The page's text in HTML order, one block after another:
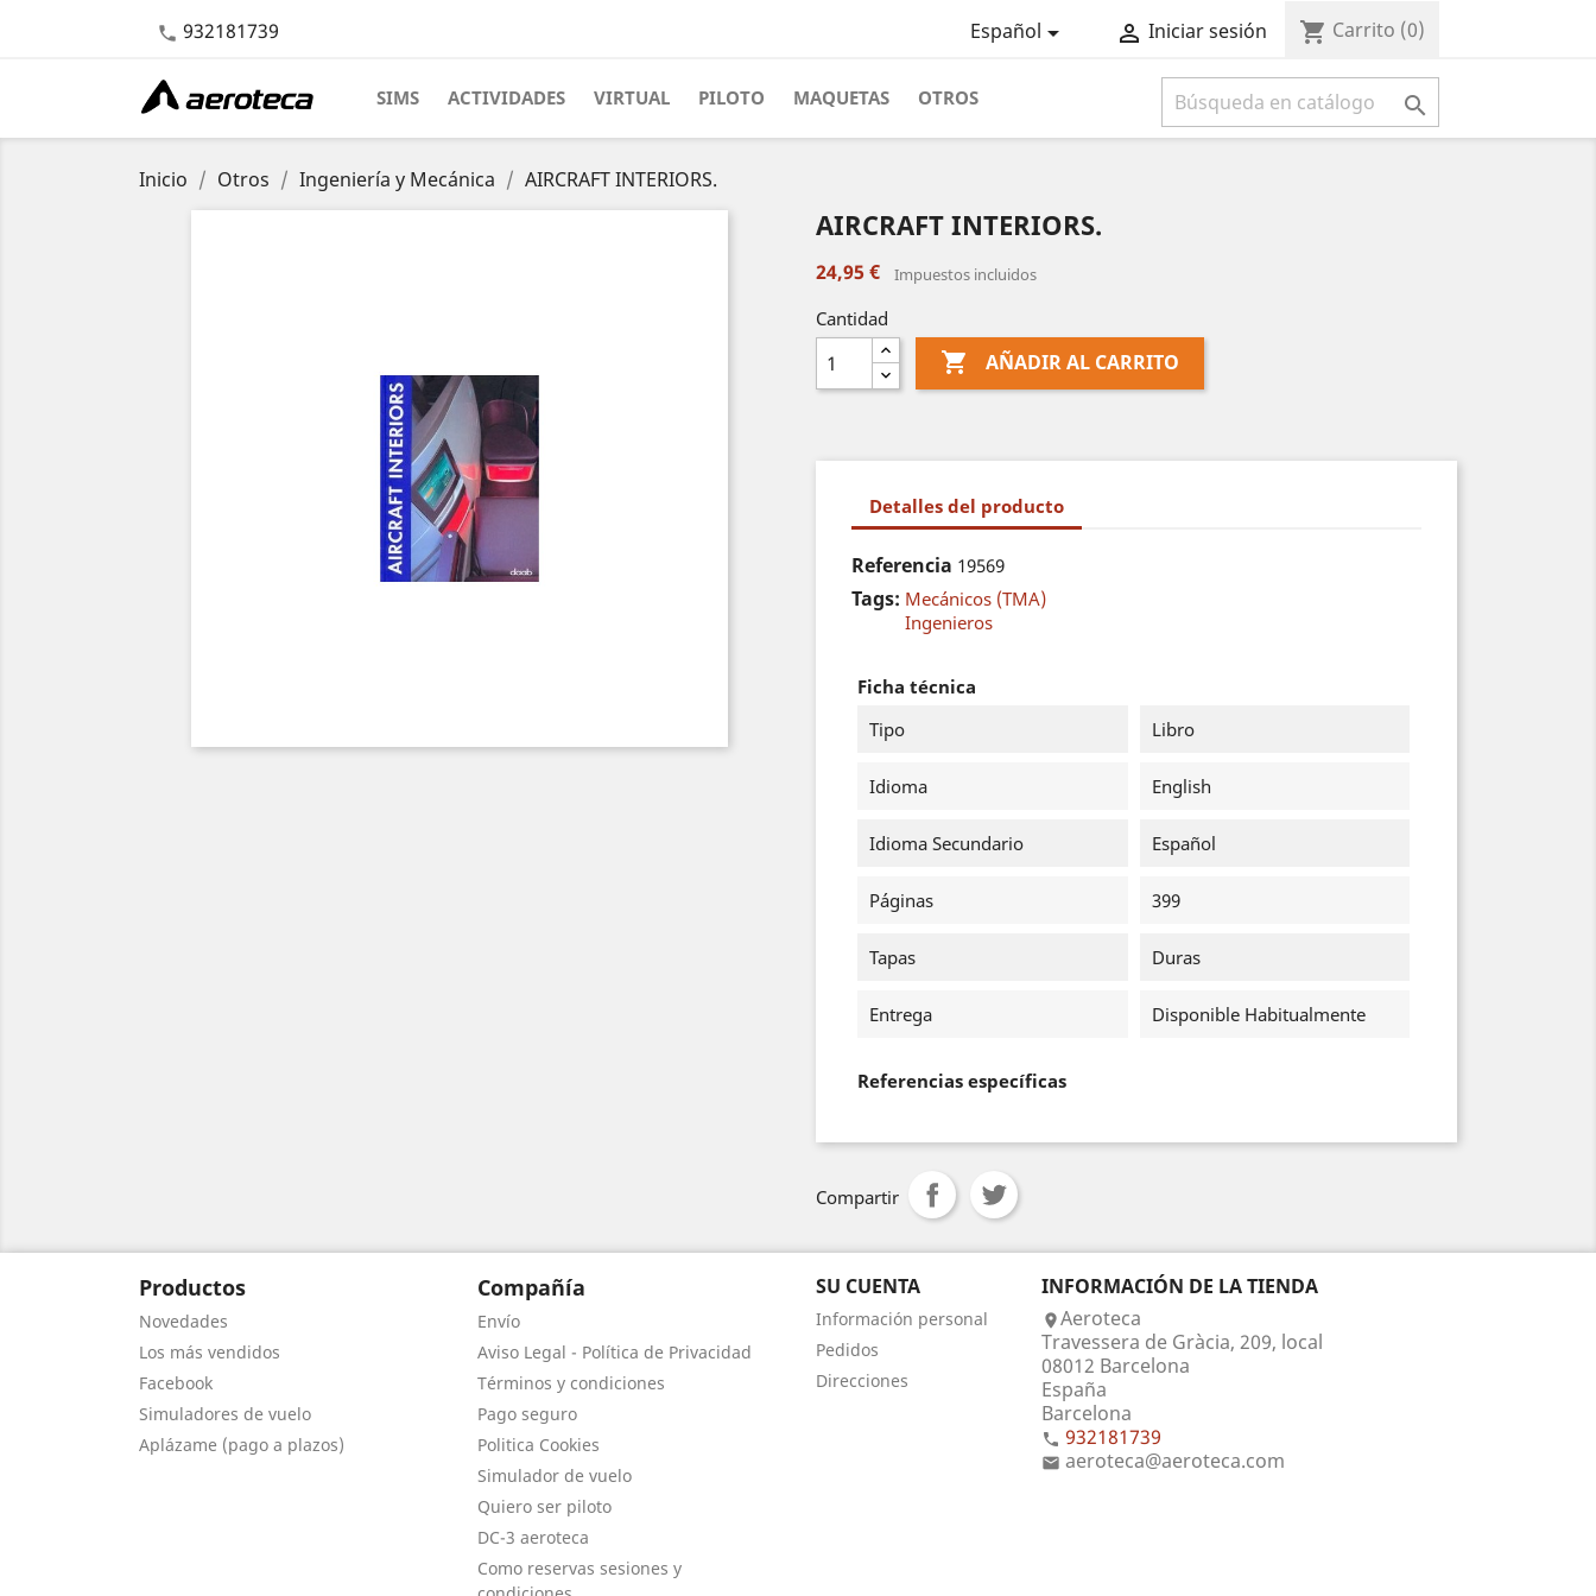
 932181739 Español  Iniciar sesión shopping_cart Carrito (0)
SIMS ACTIVIDADES VIRTUAL PILOTO MAQUETAS OTROS 
Inicio Otros Ingeniería y Mecánica AIRCRAFT INTERIORS.
AIRCRAFT INTERIORS.
24,95 € Impuestos incluidos
Cantidad
 AÑADIR AL CARRITO
Detalles del producto
Referencia 19569
Tags: Mecánicos (TMA)
Ingenieros
Ficha técnica
Tipo
Libro
Idioma English
Idioma Secundario Español
Páginas 399
Tapas Duras
Entrega Disponible Habitualmente
Referencias específicas
Compartir
Productos
Novedades
Los más vendidos
Facebook
Simuladores de vuelo
Aplázame (pago a plazos)
Compañía
Envío
Aviso Legal - Política de Privacidad
Términos y condiciones
Pago seguro
Politica Cookies
Simulador de vuelo
Quiero ser piloto
DC-3 aeroteca
Como reservas sesiones y
SU CUENTA
Información personal
Pedidos
Direcciones
INFORMACIÓN DE LA TIENDA
Aeroteca
Travessera de Gràcia, 209, local
08012 Barcelona
España
Barcelona
 932181739
 aeroteca@aeroteca.com